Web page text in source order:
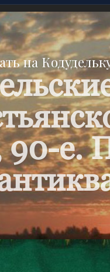
на
90-е.